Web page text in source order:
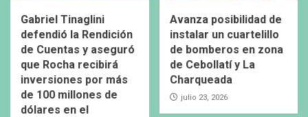
Gabriel Tinaglini
defendió la Rendición
de Cuentas y aseguró
que Rocha recibirá
inversiones por más
de 100 millones de
dólares en el
Avanza posibilidad de
instalar un cuartelillo
de bomberos en zona
de Cebollatí y La
Charqueada
julio 23, 2026